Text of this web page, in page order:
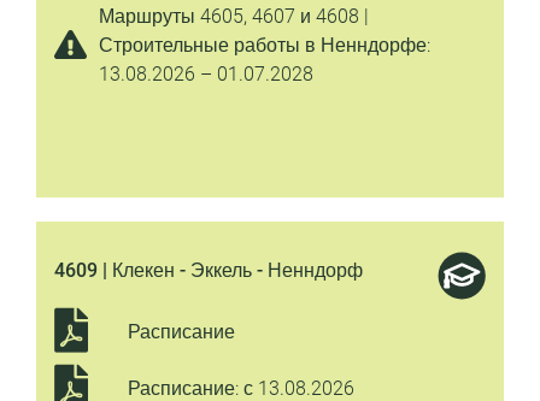
Маршруты 4605, 4607 и 4608 |
Строительные работы в Ненндорфе:
13.08.2026 – 01.07.2028
4609 | Клекен - Эккель - Ненндорф
Расписание
Расписание: с 13.08.2026